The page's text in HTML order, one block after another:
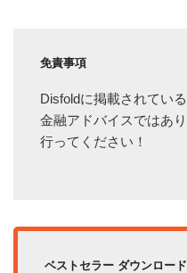
免責事項
Disfoldに掲載されてい
金融アドバイスではあ
行ってください！
ベストセラー ダウンロー